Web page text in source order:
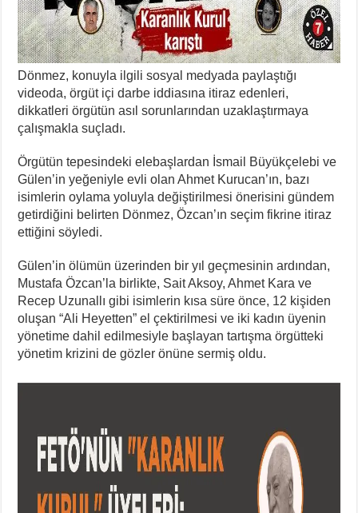
Dönmez, konuyla ilgili sosyal medyada paylaştığı
videoda, örgüt içi darbe iddiasına itiraz edenleri,
dikkatleri örgütün asıl sorunlarından uzaklaştırmaya
çalışmakla suçladı.
Örgütün tepesindeki elebaşlardan İsmail Büyükçelebi ve
Gülen’in yeğeniyle evli olan Ahmet Kurucan’ın, bazı
isimlerin oylama yoluyla değiştirilmesi önerisini gündem
getirdiğini belirten Dönmez, Özcan’ın seçim fikrine itiraz
ettiğini söyledi.
Gülen’in ölümün üzerinden bir yıl geçmesinin ardından,
Mustafa Özcan’la birlikte, Sait Aksoy, Ahmet Kara ve
Recep Uzunallı gibi isimlerin kısa süre önce, 12 kişiden
oluşan “Ali Heyetten” el çektirilmesi ve iki kadın üyenin
yönetime dahil edilmesiyle başlayan tartışma örgütteki
yönetim krizini de gözler önüne sermiş oldu.